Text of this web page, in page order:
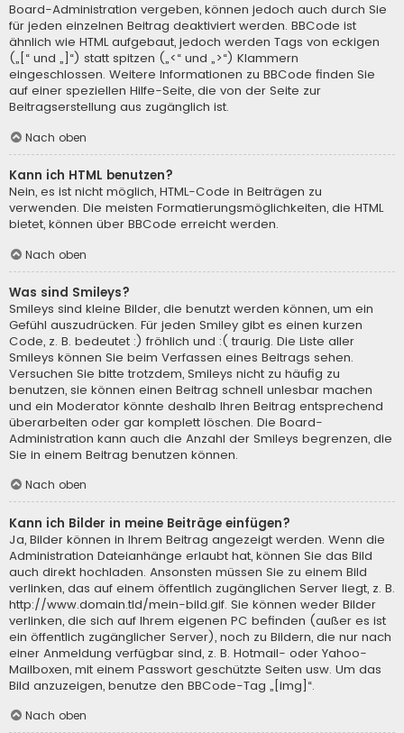
Board-Administration vergeben, können jedoch auch durch Sie
für jeden einzelnen Beitrag deaktiviert werden. BBCode ist
ähnlich wie HTML aufgebaut, jedoch werden Tags von eckigen
(„[“ und „]“) statt spitzen („<“ und „>“) Klammern
eingeschlossen. Weitere Informationen zu BBCode finden Sie
auf einer speziellen Hilfe-Seite, die von der Seite zur
Beitragserstellung aus zugänglich ist.
Nach oben
Kann ich HTML benutzen?
Nein, es ist nicht möglich, HTML-Code in Beiträgen zu
verwenden. Die meisten Formatierungsmöglichkeiten, die HTML
bietet, können über BBCode erreicht werden.
Nach oben
Was sind Smileys?
Smileys sind kleine Bilder, die benutzt werden können, um ein
Gefühl auszudrücken. Für jeden Smiley gibt es einen kurzen
Code, z. B. bedeutet :) fröhlich und :( traurig. Die Liste aller
Smileys können Sie beim Verfassen eines Beitrags sehen.
Versuchen Sie bitte trotzdem, Smileys nicht zu häufig zu
benutzen, sie können einen Beitrag schnell unlesbar machen
und ein Moderator könnte deshalb Ihren Beitrag entsprechend
überarbeiten oder gar komplett löschen. Die Board-
Administration kann auch die Anzahl der Smileys begrenzen, die
Sie in einem Beitrag benutzen können.
Nach oben
Kann ich Bilder in meine Beiträge einfügen?
Ja, Bilder können in Ihrem Beitrag angezeigt werden. Wenn die
Administration Dateianhänge erlaubt hat, können Sie das Bild
auch direkt hochladen. Ansonsten müssen Sie zu einem Bild
verlinken, das auf einem öffentlich zugänglichen Server liegt, z. B.
http://www.domain.tld/mein-bild.gif. Sie können weder Bilder
verlinken, die sich auf Ihrem eigenen PC befinden (außer es ist
ein öffentlich zugänglicher Server), noch zu Bildern, die nur nach
einer Anmeldung verfügbar sind, z. B. Hotmail- oder Yahoo-
Mailboxen, mit einem Passwort geschützte Seiten usw. Um das
Bild anzuzeigen, benutze den BBCode-Tag „[img]“.
Nach oben